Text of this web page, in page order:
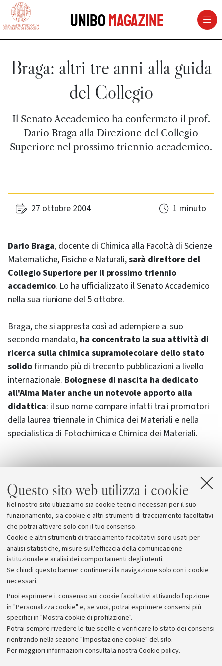
Questo sito web utilizza i cookie
Nel nostro sito utilizziamo sia cookie tecnici necessari per il suo
funzionamento, sia cookie e altri strumenti di tracciamento facoltativi
che potrai attivare solo con il tuo consenso.
Cookie e altri strumenti di tracciamento facoltativi sono usati per
analisi statistiche, misure sull'efficacia della comunicazione
istituzionale e analisi dei comportamenti degli utenti.
Se chiudi questo banner continuerai la navigazione solo con i cookie
necessari.
Puoi esprimere il consenso sui cookie facoltativi attivando l'opzione
in "Personalizza cookie" e, se vuoi, potrai esprimere consensi più
specifici in "Mostra cookie di profilazione".
Potrai sempre rivedere le tue scelte e verificare lo stato dei consensi
rientrando nella sezione "Impostazione cookie" del sito.
Per maggiori informazioni consulta la nostra Cookie policy.
vai al contenuto della pagina
UniboMagazine
Braga: altri tre anni alla guida
del Collegio
Il Senato Accademico ha confermato il prof.
Dario Braga alla Direzione del Collegio
Superiore nel prossimo triennio accademico.
27 ottobre 2004 1 minuto
Dario Braga, docente di Chimica alla Facoltà di Scienze
Matematiche, Fisiche e Naturali,sarà direttore del
Collegio Superiore per il prossimo triennio
accademico. Lo ha ufficializzato il Senato Accademico
nella sua riunione del 5 ottobre.
Braga, che si appresta così ad adempiere al suo
secondo mandato, ha concentrato la sua attività di
ricerca sulla chimica supramolecolare dello stato
solidofirmando più di trecento pubblicazioni a livello
internazionale. Bolognese di nascita ha dedicato
all'Alma Mater anche un notevole apporto alla
didattica: il suo nome compare infatti tra i promotori
della laurea triennale in Chimica dei Materiali e nella
specialistica di Fotochimica e Chimica dei Materiali.
Allegati
Biografia di Dario Braga sul sito del Collegio
Superiore
Archivio
Comunicati stampa
Redazione
Rassegna stampa